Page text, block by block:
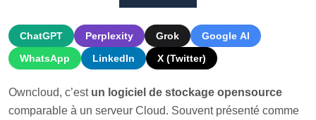
ChatGPT Perplexity Grok
Google AI
WhatsApp
LinkedIn X (Twitter)
Owncloud, c’est un logiciel de stockage opensource
comparable à un serveur Cloud. Souvent présenté comme